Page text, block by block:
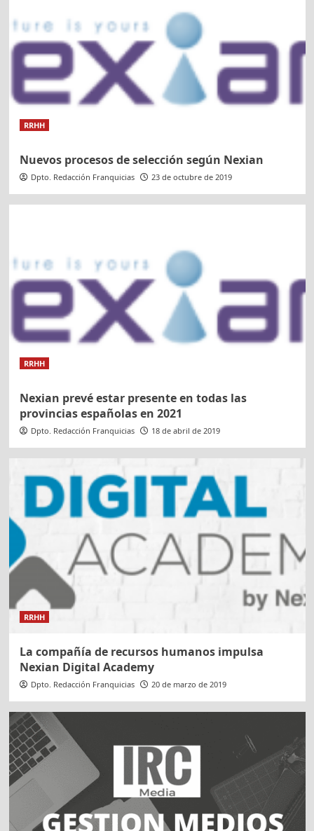
RRHH
Nuevos procesos de selección según Nexian
Dpto. Redacción Franquicias 23 de octubre de 2019
RRHH
Nexian prevé estar presente en todas las
provincias españolas en 2021
Dpto. Redacción Franquicias 18 de abril de 2019
RRHH
La compañía de recursos humanos impulsa
Nexian Digital Academy
Dpto. Redacción Franquicias 20 de marzo de 2019